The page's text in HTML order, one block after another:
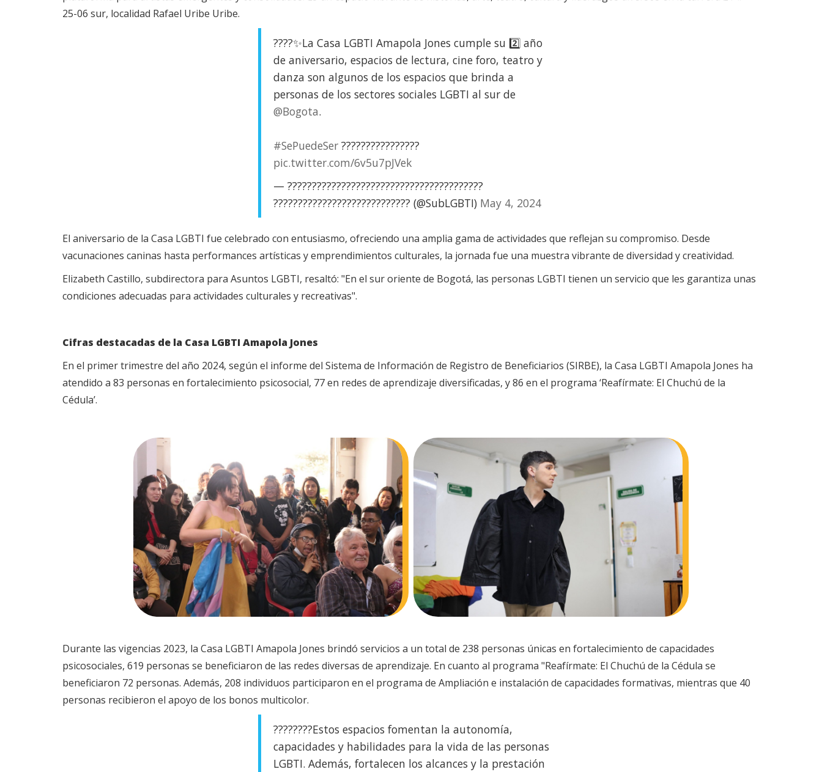
25-06 sur, localidad Rafael Uribe Uribe.
????✨La Casa LGBTI Amapola Jones cumple su 2️⃣ año
de aniversario, espacios de lectura, cine foro, teatro y
danza son algunos de los espacios que brinda a
personas de los sectores sociales LGBTI al sur de
@Bogota.
#SePuedeSer ????????????????
pic.twitter.com/6v5u7pJVek
— ????????????????????????????????????????
???????????????????????????? (@SubLGBTI) May 4, 2024
El aniversario de la Casa LGBTI fue celebrado con entusiasmo, ofreciendo una amplia gama de actividades que reflejan su compromiso. Desde
vacunaciones caninas hasta performances artísticas y emprendimientos culturales, la jornada fue una muestra vibrante de diversidad y creatividad.
Elizabeth Castillo, subdirectora para Asuntos LGBTI, resaltó: "En el sur oriente de Bogotá, las personas LGBTI tienen un servicio que les garantiza unas
condiciones adecuadas para actividades culturales y recreativas".
Cifras destacadas de la Casa LGBTI Amapola Jones
En el primer trimestre del año 2024, según el informe del Sistema de Información de Registro de Beneficiarios (SIRBE), la Casa LGBTI Amapola Jones ha
atendido a 83 personas en fortalecimiento psicosocial, 77 en redes de aprendizaje diversificadas, y 86 en el programa ‘Reafírmate: El Chuchú de la
Cédula’.
Durante las vigencias 2023, la Casa LGBTI Amapola Jones brindó servicios a un total de 238 personas únicas en fortalecimiento de capacidades
psicosociales, 619 personas se beneficiaron de las redes diversas de aprendizaje. En cuanto al programa "Reafírmate: El Chuchú de la Cédula se
beneficiaron 72 personas. Además, 208 individuos participaron en el programa de Ampliación e instalación de capacidades formativas, mientras que 40
personas recibieron el apoyo de los bonos multicolor.
????????Estos espacios fomentan la autonomía,
capacidades y habilidades para la vida de las personas
LGBTI. Además, fortalecen los alcances y la prestación